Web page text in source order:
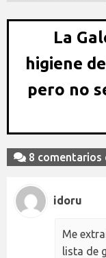
La
higiene
pero no
8 comentarios
idoru
Me
lista de